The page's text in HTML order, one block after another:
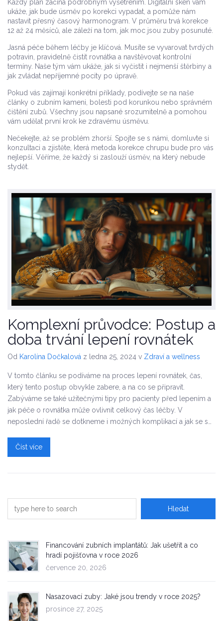
Každý plán začíná podrobným vyšetřením. Digitální sken vám
ukáže, jak bude úsměv po korekci vypadat, a pomůže nám
nastavit přesný časový harmonogram. V průměru trvá korekce
12 až 24 měsíců, ale záleží na tom, jak moc jsou zuby posunuté.
Jasná péče během léčby je klíčová. Musíte se vyvarovat tvrdých
potravin, pravidelně čistit rovnátka a navštěvovat kontrolní
termíny. Naše tým vám ukáže, jak si vyčistit i nejmenší štěrbiny a
jak zvládat nepříjemné pocity po úpravě.
Pokud vás zajímají konkrétní příklady, podívejte se na naše
články o zubním kameni, bolesti pod korunkou nebo správném
čištění zubů. Všechny jsou napsané srozumitelně a pomohou
vám udělat první krok ke zdravému úsměvu.
Nečekejte, až se problém zhorší. Spojte se s námi, domluvte si
konzultaci a zjistěte, která metoda korekce chrupu bude pro vás
nejlepší. Věříme, že každý si zaslouží úsměv, na který nebude
stydět.
Komplexní průvodce: Postup a
doba trvání lepení rovnátek
Od Karolína Dočkalová z ledna 25, 2024 v Zdraví a wellness
V tomto článku se podíváme na proces lepení rovnátek, čas,
který tento postup obvykle zabere, a na co se připravit.
Zabýváme se také užitečnými tipy pro pacienty před lepením a
jak péče o rovnátka může ovlivnit celkový čas léčby. V
neposlední řadě se dotkneme i možných komplikací a jak se s
procesem od začátku až do konce.
Číst více
Financování zubních implantátů: Jak ušetřit a co
hradí pojišťovna v roce 2026
července 20, 2026
Nasazovací zuby: Jaké jsou trendy v roce 2025?
prosince 27, 2025